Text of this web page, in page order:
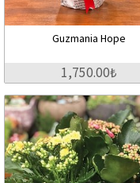
Guzmania Hope
1,750.00₺